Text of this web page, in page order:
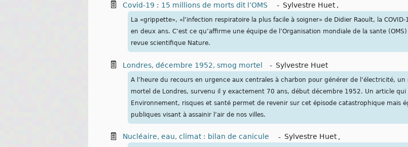
Covid-19 : 15 millions de morts dit l’OMS
- Sylvestre Huet ,
La «grippette», «l’infection respiratoire la plus facile à soigner» de Didier Raoult, la
en deux ans. C’est ce qu’affirme une équipe de l’Organisation mondiale de la sante
revue scientifique Nature.
Londres, décembre 1952, smog mortel - Sylvestre Huet
A l’heure du recours en urgence aux centrales à charbon pour générer de l’électricité, un
mortel de Londres, survenu il y exactement 70 ans, début décembre 1952. Un article
Environnement, risques et santé permet de revenir sur cet épisode catastrophique mais
publiques visant à assainir l’air de nos villes.
Nucléaire, eau, climat : bilan de canicule - Sylvestre Huet ,